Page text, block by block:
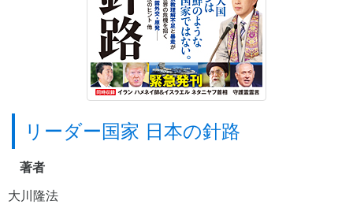
リーダー国家 日本の針路
著者
大川隆法